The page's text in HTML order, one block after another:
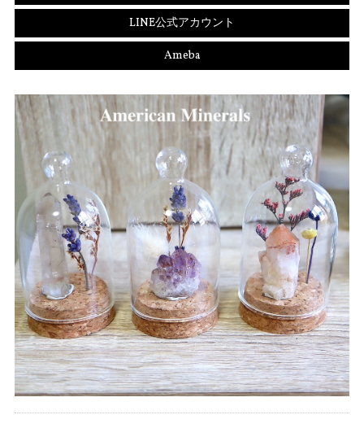
LINE公式アカウント
Ameba